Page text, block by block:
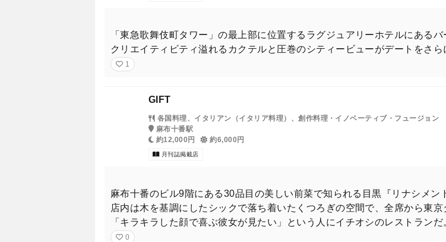
「東急歌舞伎町タワー」の最上部に位置するラグジュアリーホテルにあるバ
クリエイティビティ溢れるカクテルと圧巻のシティービューがデートをさ
1
GIFT
各国料理、イタリアン（イタリア料理）、創作料理・イノベーティブ・フュージョン
麻布十番駅
約12,000円
約6,000円
月刊誌掲載店
麻布十番のビル9階にある30品目の美しい前菜で知られる目黒『リナシメン
店内は木を基調にしたシックで落ち着いたくつろぎの空間で、全席から東京
「キラキラした顔で喜ぶ彼女が見たい」という人にイチオシのレストランだ
0